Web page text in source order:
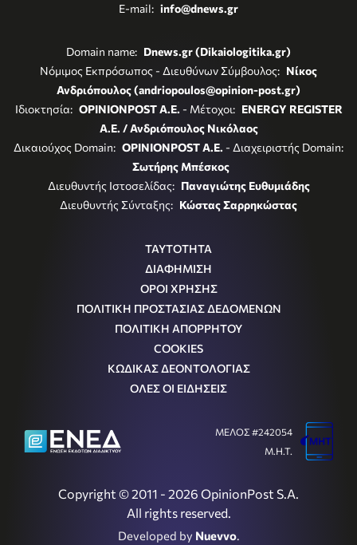
E-mail: info@dnews.gr
Domain name: Dnews.gr (Dikaiologitika.gr)
Νόμιμος Εκπρόσωπος - Διευθύνων Σύμβουλος: Νίκος
Ανδριόπουλος (andriopoulos@opinion-post.gr)
Ιδιοκτησία: OPINIONPOST A.E. - Μέτοχοι: ENERGY REGISTER
Α.Ε. / Ανδριόπουλος Νικόλαος
Δικαιούχος Domain: OPINIONPOST A.E. - Διαχειριστής Domain:
Σωτήρης Μπέσκος
Διευθυντής Ιστοσελίδας: Παναγιώτης Ευθυμιάδης
Διευθυντής Σύνταξης: Κώστας Σαρρηκώστας
ΤΑΥΤΟΤΗΤΑ
ΔΙΑΦΗΜΙΣΗ
ΟΡΟΙ ΧΡΗΣΗΣ
ΠΟΛΙΤΙΚΗ ΠΡΟΣΤΑΣΙΑΣ ΔΕΔΟΜΕΝΩΝ
ΠΟΛΙΤΙΚΗ ΑΠΟΡΡΗΤΟΥ
COOKIES
ΚΩΔΙΚΑΣ ΔΕΟΝΤΟΛΟΓΙΑΣ
ΟΛΕΣ ΟΙ ΕΙΔΗΣΕΙΣ
Copyright © 2011 - 2026 OpinionPost S.A.
All rights reserved.
Developed by Nuevvo
ΜΕΛΟΣ #242054
Μ.Η.Τ.